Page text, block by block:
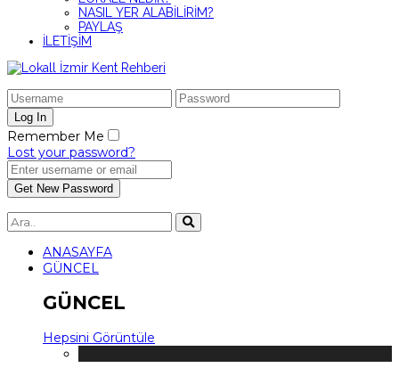
NASIL YER ALABİLİRİM?
PAYLAŞ
İLETİŞİM
Remember Me
Lost your password?
ANASAYFA
GÜNCEL
GÜNCEL
Hepsini Görüntüle